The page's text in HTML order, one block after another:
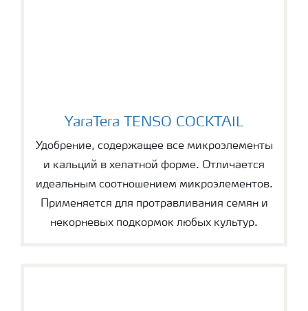
YaraTera TENSO COCKTAIL
YaraTera TENSO COCKTAIL
Удобрение, содержащее все микроэлементы
и кальций в хелатной форме. Отличается
идеальным соотношением микроэлементов.
Применяется для протравливания семян и
некорневых подкормок любых культур.